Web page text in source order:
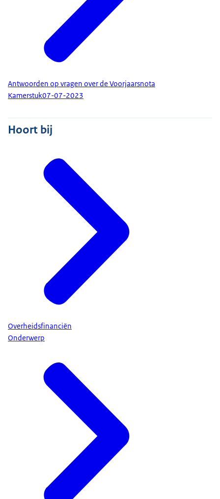
Antwoorden op vragen over de Voorjaarsnota
Kamerstuk07-07-2023
Hoort bij
Overheidsfinanciën
Onderwerp